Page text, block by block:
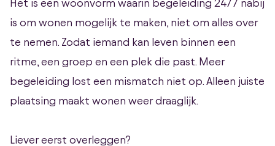
Het is een woonvorm waarin begeleiding 24/7 nabij
is om wonen mogelijk te maken, niet om alles over
te nemen. Zodat iemand kan leven binnen een
ritme, een groep en een plek die past. Meer
begeleiding lost een mismatch niet op. Alleen juiste
plaatsing maakt wonen weer draaglijk.
Liever eerst overleggen?